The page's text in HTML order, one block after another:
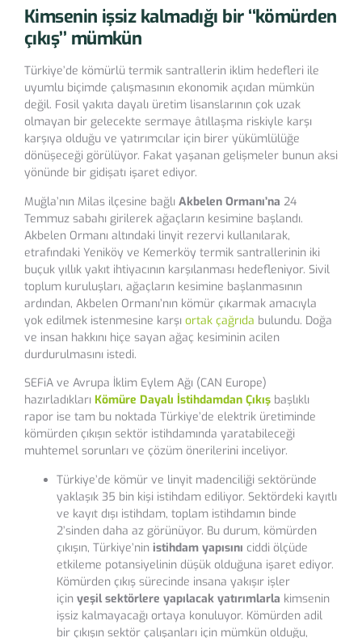
Kimsenin işsiz kalmadığı bir ‘‘kömürden
çıkış’’ mümkün
Türkiye’de kömürlü termik santrallerin iklim hedefleri ile
uyumlu biçimde çalışmasının ekonomik açıdan mümkün
değil. Fosil yakıta dayalı üretim lisanslarının çok uzak
olmayan bir gelecekte sermaye âtıllaşma riskiyle karşı
karşıya olduğu ve yatırımcılar için birer yükümlülüğe
dönüşeceği görülüyor. Fakat yaşanan gelişmeler bunun aksi
yönünde bir gidişatı işaret ediyor.
Muğla’nın Milas ilçesine bağlı Akbelen Ormanı’na 24
Temmuz sabahı girilerek ağaçların kesimine başlandı.
Akbelen Ormanı altındaki linyit rezervi kullanılarak,
etrafındaki Yeniköy ve Kemerköy termik santrallerinin iki
buçuk yıllık yakıt ihtiyacının karşılanması hedefleniyor. Sivil
toplum kuruluşları, ağaçların kesimine başlanmasının
ardından, Akbelen Ormanı’nın kömür çıkarmak amacıyla
yok edilmek istenmesine karşı ortak çağrıda bulundu. Doğa
ve insan hakkını hiçe sayan ağaç kesiminin acilen
durdurulmasını istedi.
SEFiA ve Avrupa İklim Eylem Ağı (CAN Europe)
hazırladıkları Kömüre Dayalı İstihdamdan Çıkış başlıklı
rapor ise tam bu noktada Türkiye’de elektrik üretiminde
kömürden çıkışın sektör istihdamında yaratabileceği
muhtemel sorunları ve çözüm önerilerini inceliyor.
Türkiye’de kömür ve linyit madenciliği sektöründe
yaklaşık 35 bin kişi istihdam ediliyor. Sektördeki kayıtlı
ve kayıt dışı istihdam, toplam istihdamın binde
2’sinden daha az görünüyor. Bu durum, kömürden
çıkışın, Türkiye’nin istihdam yapısını ciddi ölçüde
etkileme potansiyelinin düşük olduğuna işaret ediyor.
Kömürden çıkış sürecinde insana yakışır işler
için yeşil sektörlere yapılacak yatırımlarla kimsenin
işsiz kalmayacağı ortaya konuluyor. Kömürden adil
bir çıkışın sektör çalışanları için mümkün olduğu,